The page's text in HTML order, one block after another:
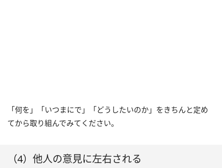
「何を」「いつまにで」「どうしたいのか」をきちんと定め
てから取り組んでみてください。
（4）他人の意見に左右される